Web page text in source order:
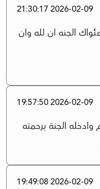
2026-02-09 21:30:17
الجنه ان لله وان
2026-02-09 19:57:50
الجنة برحمته
2026-02-09 19:49:08